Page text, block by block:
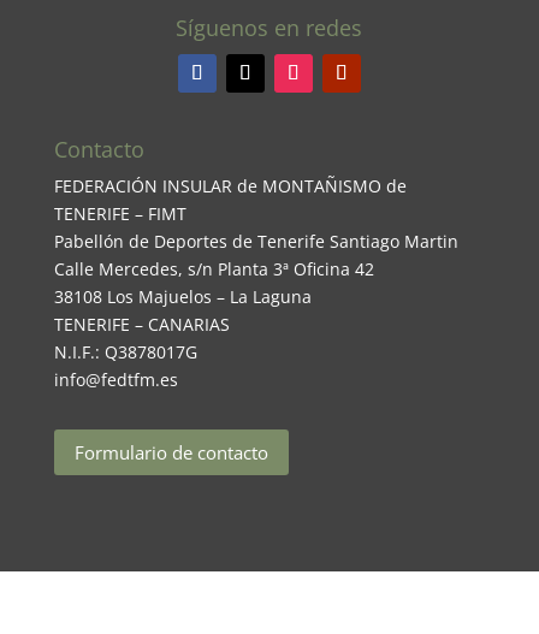
Síguenos en redes
Contacto
FEDERACIÓN INSULAR de MONTAÑISMO de
TENERIFE – FIMT
Pabellón de Deportes de Tenerife Santiago Martin
Calle Mercedes, s/n Planta 3ª Oficina 42
38108 Los Majuelos – La Laguna
TENERIFE – CANARIAS
N.I.F.: Q3878017G
info@fedtfm.es
Formulario de contacto